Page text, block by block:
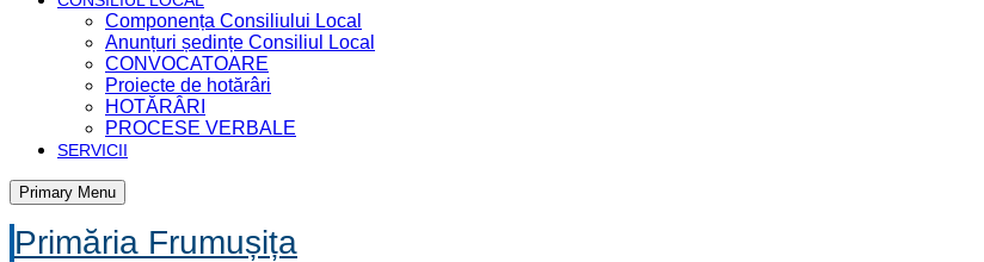
Componența Consiliului Local
Anunțuri ședințe Consiliul Local
CONVOCATOARE
Proiecte de hotărâri
HOTĂRÂRI
PROCESE VERBALE
SERVICII
Primary Menu
Primăria Frumușița